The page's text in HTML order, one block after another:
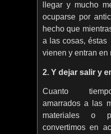
llegar y mucho
ocuparse por
hecho que
a las cosas, éstas
vienen y entran en
2. Y dejar salir y
Cuanto
amarrados a las
materiales o
convertimos en